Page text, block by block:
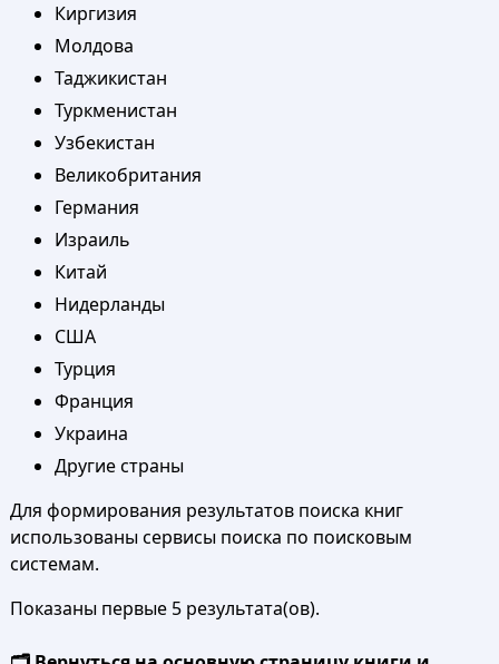
Киргизия
Молдова
Таджикистан
Туркменистан
Узбекистан
Великобритания
Германия
Израиль
Китай
Нидерланды
США
Турция
Франция
Украина
Другие страны
Для формирования результатов поиска книг
использованы сервисы поиска по поисковым
системам.
Показаны первые 5 результата(ов).